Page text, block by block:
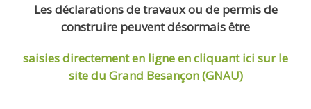
Les déclarations de travaux ou de permis de
construire peuvent désormais être
saisies directement en ligneen cliquant ici sur le
site du Grand Besançon (GNAU)